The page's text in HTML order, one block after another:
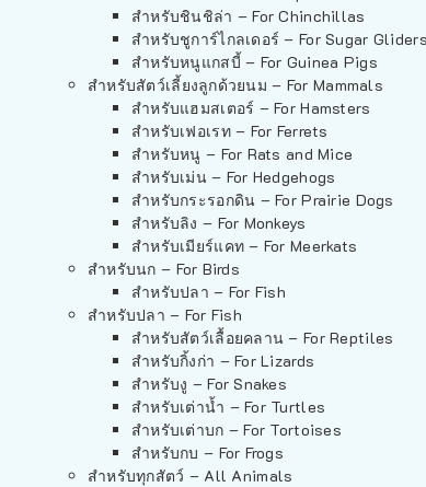
สำหรับชินชิล่า – For Chinchillas
สำหรับชูการ์ไกลเดอร์ – For Sugar Gliders
สำหรับหนูแกสบี้ – For Guinea Pigs
สำหรับสัตว์เลี้ยงลูกด้วยนม – For Mammals
สำหรับแฮมสเตอร์ – For Hamsters
สำหรับเฟอเรท – For Ferrets
สำหรับหนู – For Rats and Mice
สำหรับเม่น – For Hedgehogs
สำหรับกระรอกดิน – For Prairie Dogs
สำหรับลิง – For Monkeys
สำหรับเมียร์แคท – For Meerkats
สำหรับนก – For Birds
สำหรับปลา – For Fish
สำหรับปลา – For Fish
สำหรับสัตว์เลื้อยคลาน – For Reptiles
สำหรับกิ้งก่า – For Lizards
สำหรับงู – For Snakes
สำหรับเต่าน้ำ – For Turtles
สำหรับเต่าบก – For Tortoises
สำหรับกบ – For Frogs
สำหรับทุกสัตว์ – All Animals